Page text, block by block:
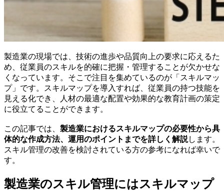
製造業の現場では、技術の進歩や品質向上の要求に応えるた
め、従業員のスキルを的確に把握・管理することが欠かせな
くなっています。そこで注目を集めているのが「スキルマッ
プ」です。スキルマップを導入すれば、従業員の持つ技能を
見える化でき、人材の最適な配置や効果的な教育計画の策定
に役立てることができます。
この記事では、 製造業におけるスキルマップの必要性から具
体的な作成方法、運用のポイントまでを詳しく解説します。
スキル管理の改善を検討されている方の参考になれば幸いで
す。
製造業のスキル管理にはスキルマップ